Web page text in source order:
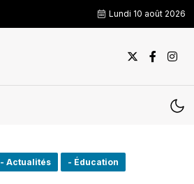
Lundi 10 août 2026
- Actualités - Éducation